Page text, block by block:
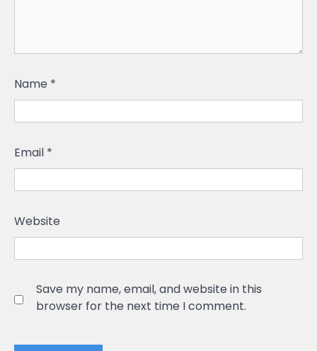
Name *
Email *
Website
Save my name, email, and website in this
browser for the next time I comment.